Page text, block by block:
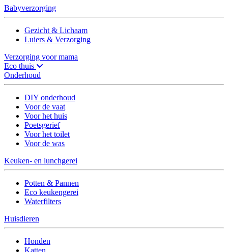
Babyverzorging
Gezicht & Lichaam
Luiers & Verzorging
Verzorging voor mama
Eco thuis
Onderhoud
DIY onderhoud
Voor de vaat
Voor het huis
Poetsgerief
Voor het toilet
Voor de was
Keuken- en lunchgerei
Potten & Pannen
Eco keukengerei
Waterfilters
Huisdieren
Honden
Katten